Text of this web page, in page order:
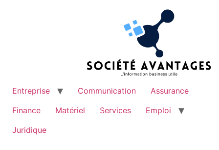
Entreprise Communication
Assurance
Finance
Matériel Services
Emploi
Juridique